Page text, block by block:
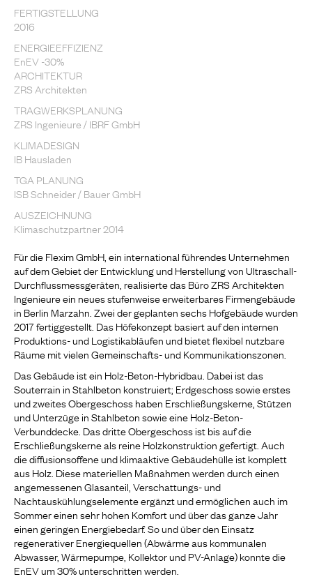
FERTIGSTELLUNG
2016
ENERGIEEFFIZIENZ
EnEV -30%
ARCHITEKTUR
ZRS Architekten
TRAGWERKSPLANUNG
ZRS Ingenieure / IBRF GmbH
KLIMADESIGN
IB Hausladen
TGA PLANUNG
ISB Schneider / Bauer GmbH
AUSZEICHNUNG
Klimaschutzpartner 2014
Für die Flexim GmbH, ein international führendes Unternehmen
auf dem Gebiet der Entwicklung und Herstellung von Ultraschall-
Durchflussmessgeräten, realisierte das Büro ZRS Architekten
Ingenieure ein neues stufenweise erweiterbares Firmengebäude
in Berlin Marzahn. Zwei der geplanten sechs Hofgebäude wurden
2017 fertiggestellt. Das Höfekonzept basiert auf den internen
Produktions- und Logistikabläufen und bietet flexibel nutzbare
Räume mit vielen Gemeinschafts- und Kommunikationszonen.
Das Gebäude ist ein Holz-Beton-Hybridbau. Dabei ist das
Souterrain in Stahlbeton konstruiert; Erdgeschoss sowie erstes
und zweites Obergeschoss haben Erschließungskerne, Stützen
und Unterzüge in Stahlbeton sowie eine Holz-Beton-
Verbunddecke. Das dritte Obergeschoss ist bis auf die
Erschließungskerne als reine Holzkonstruktion gefertigt. Auch
die diffusionsoffene und klimaaktive Gebäudehülle ist komplett
aus Holz. Diese materiellen Maßnahmen werden durch einen
angemessenen Glasanteil, Verschattungs- und
Nachtauskühlungselemente ergänzt und ermöglichen auch im
Sommer einen sehr hohen Komfort und über das ganze Jahr
einen geringen Energiebedarf. So und über den Einsatz
regenerativer Energiequellen (Abwärme aus kommunalen
Abwasser, Wärmepumpe, Kollektor und PV-Anlage) konnte die
EnEV um 30% unterschritten werden.